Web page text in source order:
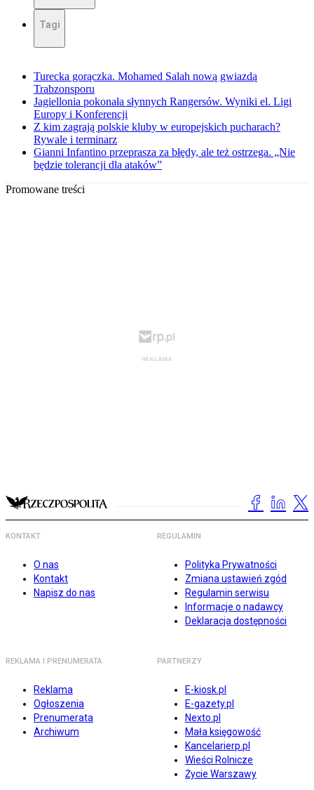
Tagi
Turecka gorączka. Mohamed Salah nową gwiazdą
Trabzonsporu
Jagiellonia pokonała słynnych Rangersów. Wyniki el. Ligi
Europy i Konferencji
Z kim zagrają polskie kluby w europejskich pucharach?
Rywale i terminarz
Gianni Infantino przeprasza za błędy, ale też ostrzega. „Nie
będzie tolerancji dla ataków”
Promowane treści
KONTAKT
O nas
Kontakt
Napisz do nas
REGULAMIN
Polityka Prywatności
Zmiana ustawień zgód
Regulamin serwisu
Informacje o nadawcy
Deklaracja dostępności
REKLAMA I PRENUMERATA
Reklama
Ogłoszenia
Prenumerata
Archiwum
PARTNERZY
E-kiosk.pl
E-gazety.pl
Nexto.pl
Mała księgowość
Kancelarierp.pl
Wieści Rolnicze
Życie Warszawy